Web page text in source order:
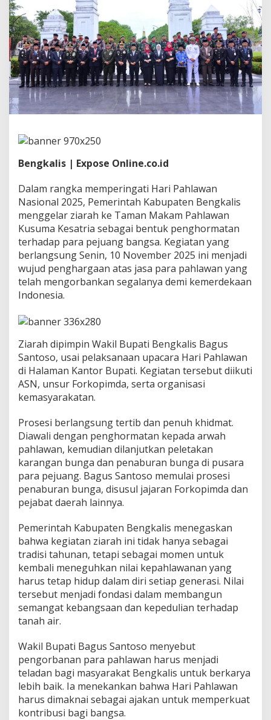
h
l
a
w
a
n
L
e
w
a
a
h
,
P
e
m
a
b
B
a
l
i
s
B
P
e
n
g
h
o
r
m
t
a
n
k
e
p
d
a
j
a
n
g
Bengkalis | Expose Online.co.id
Dalam rangka memperingati Hari Pahlawan
Nasional 2025, Pemerintah Kabupaten Bengkalis
menggelar ziarah ke Taman Makam Pahlawan
Kusuma Kesatria sebagai bentuk penghormatan
terhadap para pejuang bangsa. Kegiatan yang
berlangsung Senin, 10 November 2025 ini menjadi
wujud penghargaan atas jasa para pahlawan yang
telah mengorbankan segalanya demi kemerdekaan
Indonesia.
Ziarah dipimpin Wakil Bupati Bengkalis Bagus
Santoso, usai pelaksanaan upacara Hari Pahlawan
di Halaman Kantor Bupati. Kegiatan tersebut diikuti
ASN, unsur Forkopimda, serta organisasi
kemasyarakatan.
Prosesi berlangsung tertib dan penuh khidmat.
Diawali dengan penghormatan kepada arwah
pahlawan, kemudian dilanjutkan peletakan
karangan bunga dan penaburan bunga di pusara
para pejuang. Bagus Santoso memulai prosesi
penaburan bunga, disusul jajaran Forkopimda dan
pejabat daerah lainnya.
Pemerintah Kabupaten Bengkalis menegaskan
bahwa kegiatan ziarah ini tidak hanya sebagai
tradisi tahunan, tetapi sebagai momen untuk
kembali meneguhkan nilai kepahlawanan yang
harus tetap hidup dalam diri setiap generasi. Nilai
tersebut menjadi fondasi dalam membangun
semangat kebangsaan dan kepedulian terhadap
tanah air.
Wakil Bupati Bagus Santoso menyebut
pengorbanan para pahlawan harus menjadi
teladan bagi masyarakat Bengkalis untuk berkarya
lebih baik. Ia menekankan bahwa Hari Pahlawan
harus dimaknai sebagai ajakan untuk memperkuat
kontribusi bagi bangsa.